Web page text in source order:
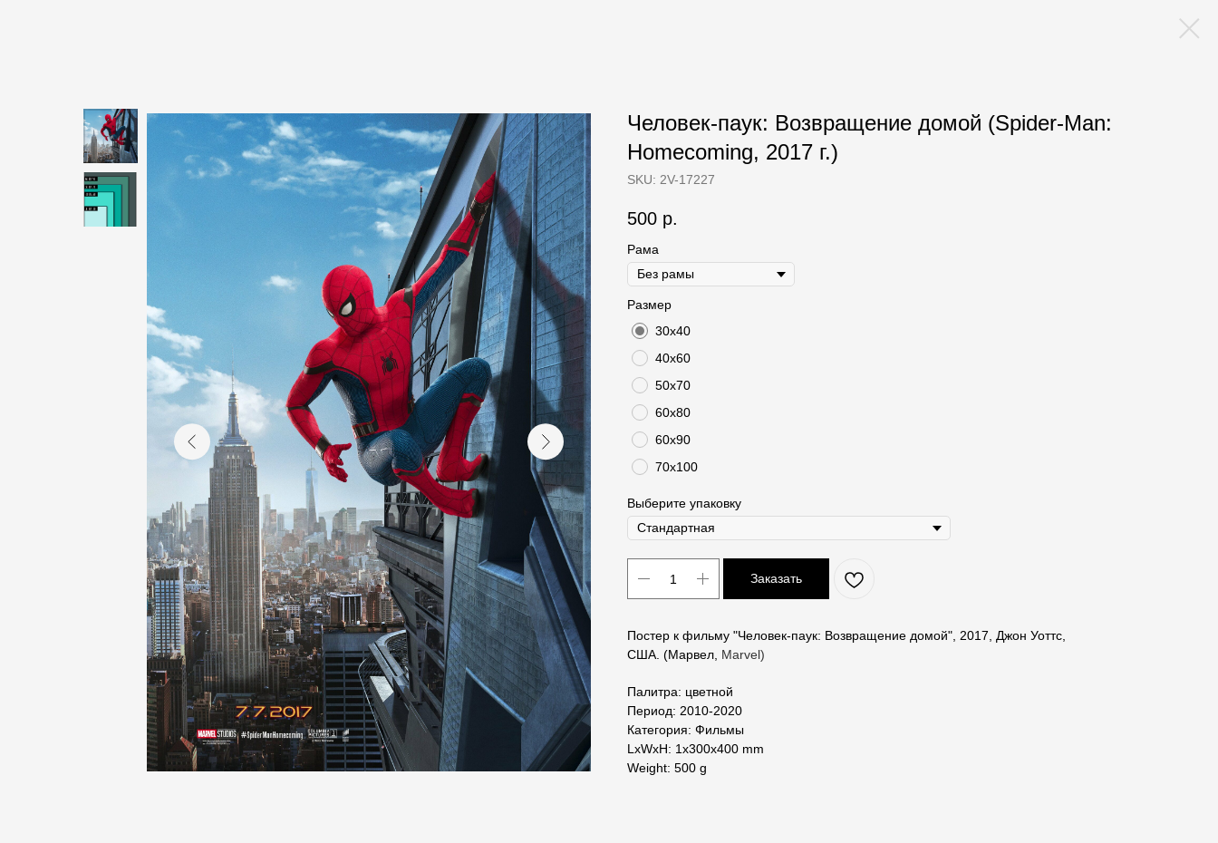
Человек-паук: Возвращение домой (Spider-Man:
Homecoming, 2017 г.)
SKU: 2V-17227
500 р.
Рама
Размер
30х40
40х60
50х70
60х80
60х90
70х100
Выберите упаковку
Заказать
Постер к фильму "Человек-паук: Возвращение домой", 2017, Джон Уоттс,
США. (Марвел, Marvel)
Палитра: цветной
Период: 2010-2020
Категория: Фильмы
LxWxH: 1x300x400 mm
Weight: 500 g